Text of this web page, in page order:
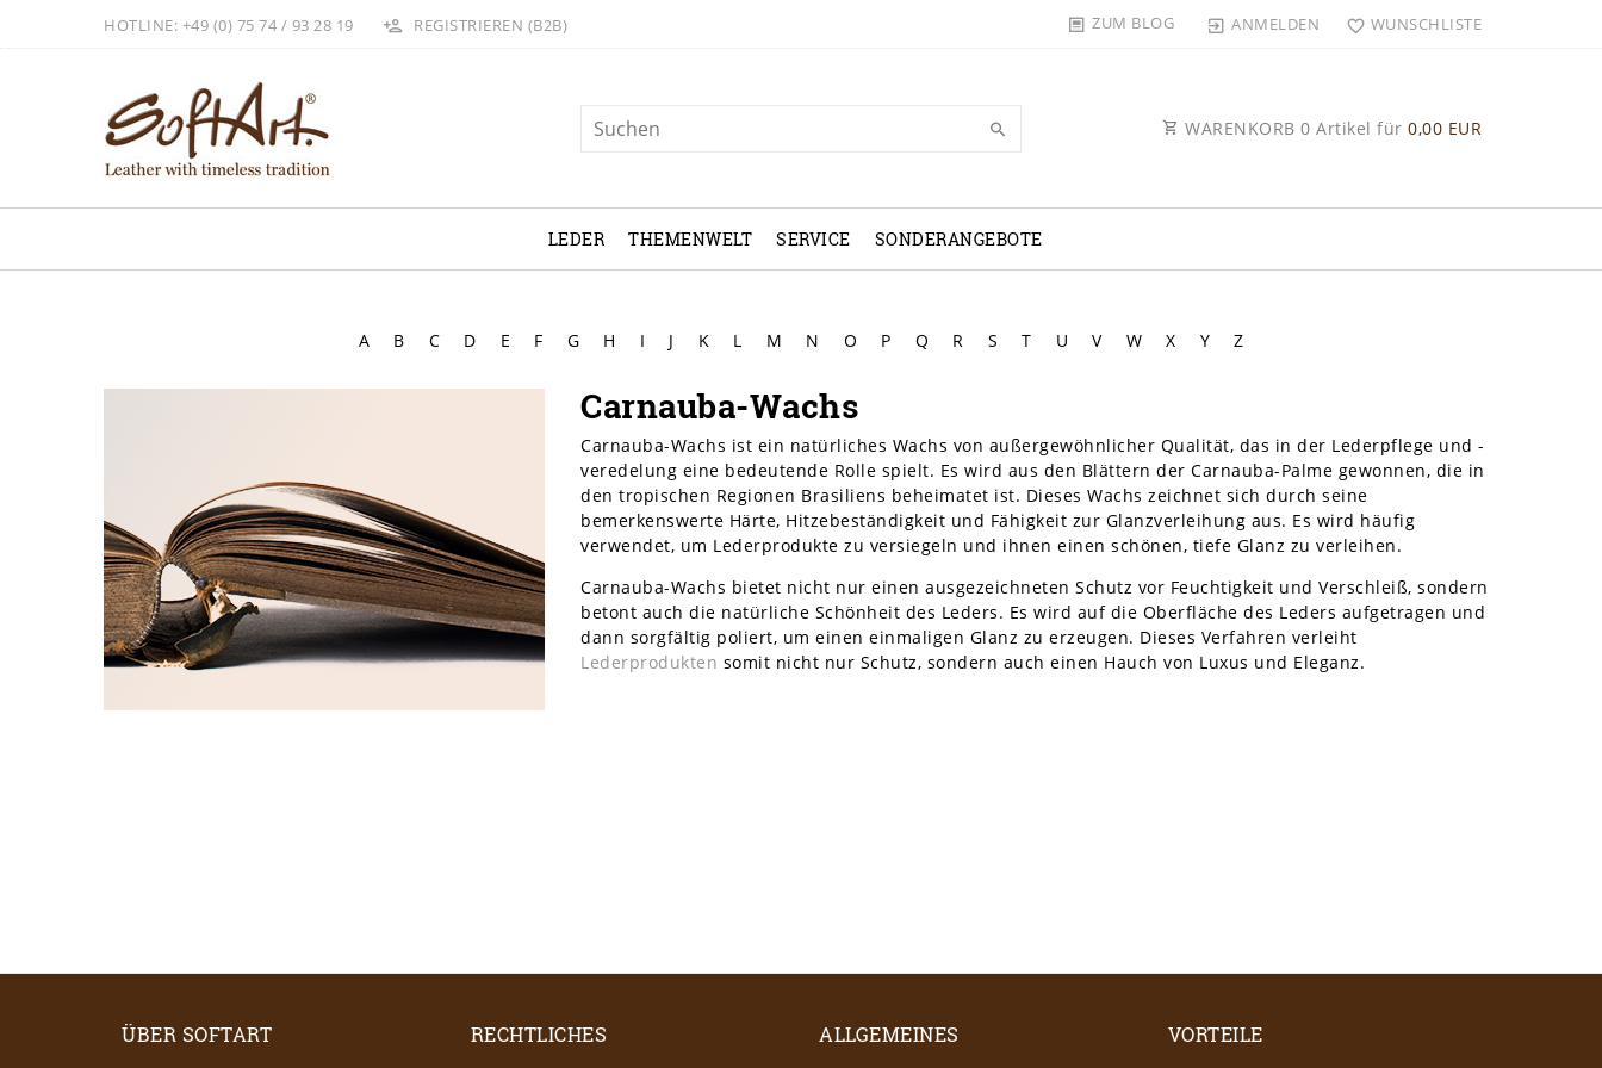
HOTLINE: +49 (0) 75 74 / 93 28 19 REGISTRIEREN (B2B) ZUM BLOG ANMELDEN WUNSCHLISTE
WARENKORB 0 Artikel für 0,00 EUR
LEDER THEMENWELT SERVICE SONDERANGEBOTE
A B C D E F G H I J K L M N O P Q R S T U V W X Y Z
Carnauba-Wachs
Carnauba-Wachs ist ein natürliches Wachs von außergewöhnlicher Qualität, das in der Lederpflege und -
veredelung eine bedeutende Rolle spielt. Es wird aus den Blättern der Carnauba-Palme gewonnen, die in
den tropischen Regionen Brasiliens beheimatet ist. Dieses Wachs zeichnet sich durch seine
bemerkenswerte Härte, Hitzebeständigkeit und Fähigkeit zur Glanzverleihung aus. Es wird häufig
verwendet, um Lederprodukte zu versiegeln und ihnen einen schönen, tiefe Glanz zu verleihen.
Carnauba-Wachs bietet nicht nur einen ausgezeichneten Schutz vor Feuchtigkeit und Verschleiß, sondern
betont auch die natürliche Schönheit des Leders. Es wird auf die Oberfläche des Leders aufgetragen und
dann sorgfältig poliert, um einen einmaligen Glanz zu erzeugen. Dieses Verfahren verleiht
Lederprodukten somit nicht nur Schutz, sondern auch einen Hauch von Luxus und Eleganz.
ÜBER SOFTART RECHTLICHES ALLGEMEINES VORTEILE